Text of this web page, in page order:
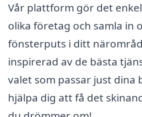
Vår plattform gör det
olika företag och samla in
fönsterputs i ditt
inspirerad av de bästa
valet som passar just dina
hjälpa dig att få det